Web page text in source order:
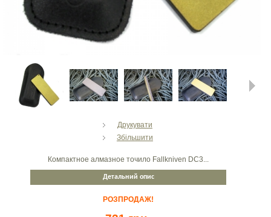
Друкувати
Збільшити
Компактное алмазное точило Fallkniven DC3...
Детальний опис
РОЗПРОДАЖ!